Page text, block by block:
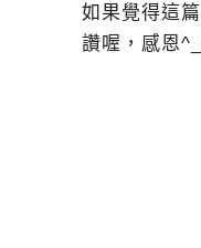
如果覺得這
讚喔，感恩